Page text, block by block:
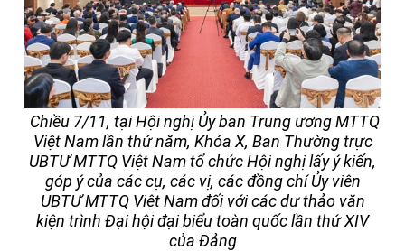
Chiều 7/11, tại Hội nghị Ủy ban Trung ương MTTQ
Việt Nam lần thứ năm, Khóa X, Ban Thường trực
UBTƯ MTTQ Việt Nam tổ chức Hội nghị lấy ý kiến,
góp ý của các cụ, các vị, các đồng chí Ủy viên
UBTƯ MTTQ Việt Nam đối với các dự thảo văn
kiện trình Đại hội đại biểu toàn quốc lần thứ XIV
của Đảng